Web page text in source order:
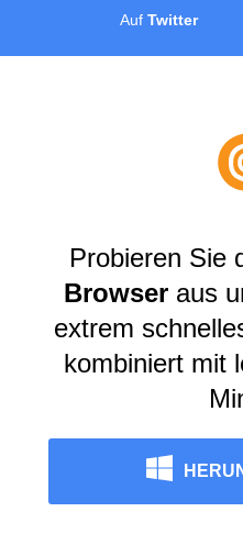
Auf Twitter
Probieren Sie
Browser aus
extrem
kombiniert mit